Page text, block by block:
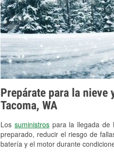
Prepárate para la nieve
Tacoma, WA
Los suministrospara la llegada de
preparado, reducir el riesgo de
batería y el motor durante